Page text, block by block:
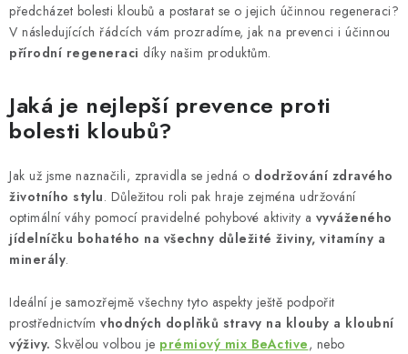
předcházet bolesti kloubů a postarat se o jejich účinnou regeneraci?
V následujících řádcích vám prozradíme, jak na prevenci i účinnou
přírodní regeneraci díky našim produktům.
Jaká je nejlepší prevence proti
bolesti kloubů?
Jak už jsme naznačili, zpravidla se jedná o dodržování zdravého
životního stylu. Důležitou roli pak hraje zejména udržování
optimální váhy pomocí pravidelné pohybové aktivity a vyváženého
jídelníčku bohatého na všechny důležité živiny, vitamíny a
minerály.
Ideální je samozřejmě všechny tyto aspekty ještě podpořit
prostřednictvím vhodných doplňků stravy na klouby a kloubní
výživy. Skvělou volbou je prémiový mix BeActive, nebo